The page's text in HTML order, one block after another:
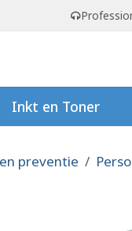
Inkt en Toner
preventie